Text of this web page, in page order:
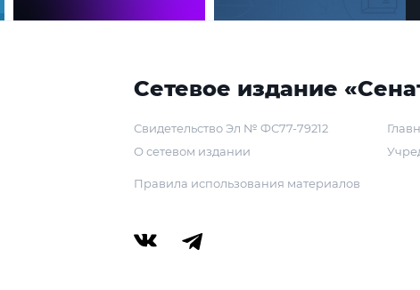
Сетевое издание
Свидетельство Эл № ФС77-79212
О сетевом издании
Правила использования материалов